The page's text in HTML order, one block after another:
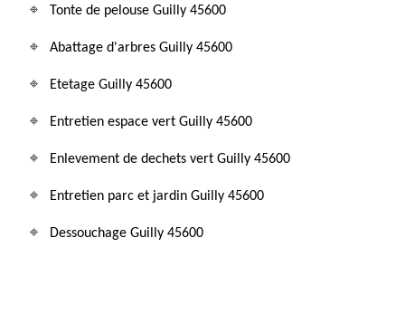
Tonte de pelouse Guilly 45600
Abattage d'arbres Guilly 45600
Etetage Guilly 45600
Entretien espace vert Guilly 45600
Enlevement de dechets vert Guilly 45600
Entretien parc et jardin Guilly 45600
Dessouchage Guilly 45600